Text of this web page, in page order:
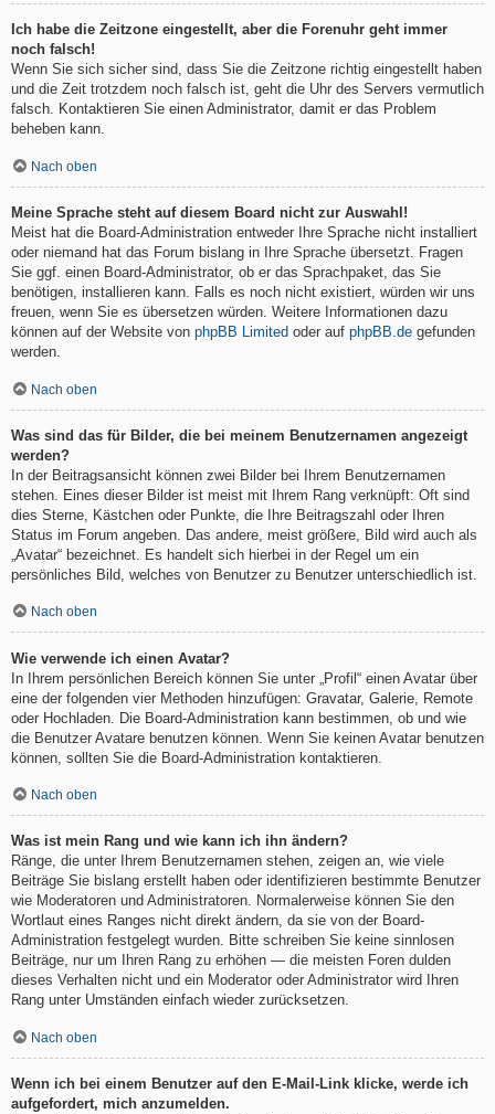
Ich habe die Zeitzone eingestellt, aber die Forenuhr geht immer
noch falsch!
Wenn Sie sich sicher sind, dass Sie die Zeitzone richtig eingestellt haben
und die Zeit trotzdem noch falsch ist, geht die Uhr des Servers vermutlich
falsch. Kontaktieren Sie einen Administrator, damit er das Problem
beheben kann.
Nach oben
Meine Sprache steht auf diesem Board nicht zur Auswahl!
Meist hat die Board-Administration entweder Ihre Sprache nicht installiert
oder niemand hat das Forum bislang in Ihre Sprache übersetzt. Fragen
Sie ggf. einen Board-Administrator, ob er das Sprachpaket, das Sie
benötigen, installieren kann. Falls es noch nicht existiert, würden wir uns
freuen, wenn Sie es übersetzen würden. Weitere Informationen dazu
können auf der Website von phpBB Limited oder auf phpBB.de gefunden
werden.
Nach oben
Was sind das für Bilder, die bei meinem Benutzernamen angezeigt
werden?
In der Beitragsansicht können zwei Bilder bei Ihrem Benutzernamen
stehen. Eines dieser Bilder ist meist mit Ihrem Rang verknüpft: Oft sind
dies Sterne, Kästchen oder Punkte, die Ihre Beitragszahl oder Ihren
Status im Forum angeben. Das andere, meist größere, Bild wird auch als
„Avatar“ bezeichnet. Es handelt sich hierbei in der Regel um ein
persönliches Bild, welches von Benutzer zu Benutzer unterschiedlich ist.
Nach oben
Wie verwende ich einen Avatar?
In Ihrem persönlichen Bereich können Sie unter „Profil“ einen Avatar über
eine der folgenden vier Methoden hinzufügen: Gravatar, Galerie, Remote
oder Hochladen. Die Board-Administration kann bestimmen, ob und wie
die Benutzer Avatare benutzen können. Wenn Sie keinen Avatar benutzen
können, sollten Sie die Board-Administration kontaktieren.
Nach oben
Was ist mein Rang und wie kann ich ihn ändern?
Ränge, die unter Ihrem Benutzernamen stehen, zeigen an, wie viele
Beiträge Sie bislang erstellt haben oder identifizieren bestimmte Benutzer
wie Moderatoren und Administratoren. Normalerweise können Sie den
Wortlaut eines Ranges nicht direkt ändern, da sie von der Board-
Administration festgelegt wurden. Bitte schreiben Sie keine sinnlosen
Beiträge, nur um Ihren Rang zu erhöhen — die meisten Foren dulden
dieses Verhalten nicht und ein Moderator oder Administrator wird Ihren
Rang unter Umständen einfach wieder zurücksetzen.
Nach oben
Wenn ich bei einem Benutzer auf den E-Mail-Link klicke, werde ich
aufgefordert, mich anzumelden.